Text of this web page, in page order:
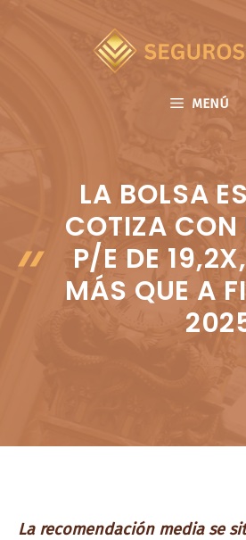
MENÚ
LA BOLSA
COTIZA CON
P/E DE
MÁS QUE A
La recomendación media se